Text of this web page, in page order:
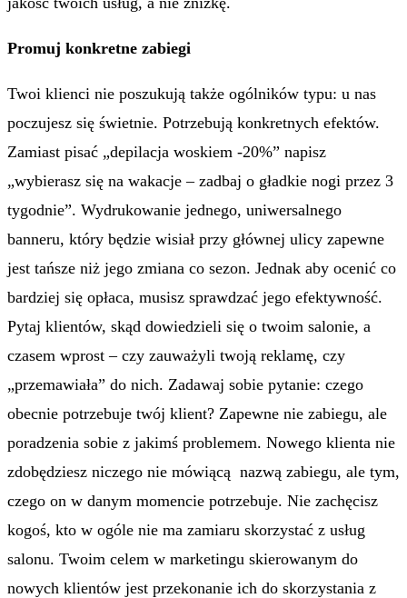
Promuj konkretne zabiegi
Twoi klienci nie poszukują także ogólników typu: u nas
poczujesz się świetnie. Potrzebują konkretnych efektów.
Zamiast pisać „depilacja woskiem -20%” napisz
„wybierasz się na wakacje – zadbaj o gładkie nogi przez 3
tygodnie”. Wydrukowanie jednego, uniwersalnego
banneru, który będzie wisiał przy głównej ulicy zapewne
jest tańsze niż jego zmiana co sezon. Jednak aby ocenić co
bardziej się opłaca, musisz sprawdzać jego efektywność.
Pytaj klientów, skąd dowiedzieli się o twoim salonie, a
czasem wprost – czy zauważyli twoją reklamę, czy
„przemawiała” do nich. Zadawaj sobie pytanie: czego
obecnie potrzebuje twój klient? Zapewne nie zabiegu, ale
poradzenia sobie z jakimś problemem. Nowego klienta nie
zdobędziesz niczego nie mówiącą nazwą zabiegu, ale tym,
czego on w danym momencie potrzebuje. Nie zachęcisz
kogoś, kto w ogóle nie ma zamiaru skorzystać z usług
salonu. Twoim celem w marketingu skierowanym do
nowych klientów jest przekonanie ich do skorzystania z